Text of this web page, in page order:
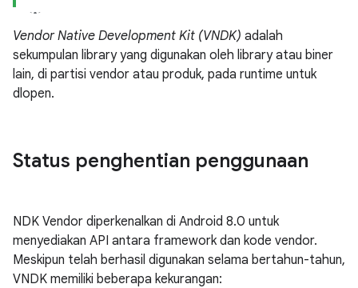
Vendor Native Development Kit (VNDK) adalah
sekumpulan library yang digunakan oleh library atau biner
lain, di partisi vendor atau produk, pada runtime untuk
dlopen.
Status penghentian penggunaan
NDK Vendor diperkenalkan di Android 8.0 untuk
menyediakan API antara framework dan kode vendor.
Meskipun telah berhasil digunakan selama bertahun-tahun,
VNDK memiliki beberapa kekurangan: